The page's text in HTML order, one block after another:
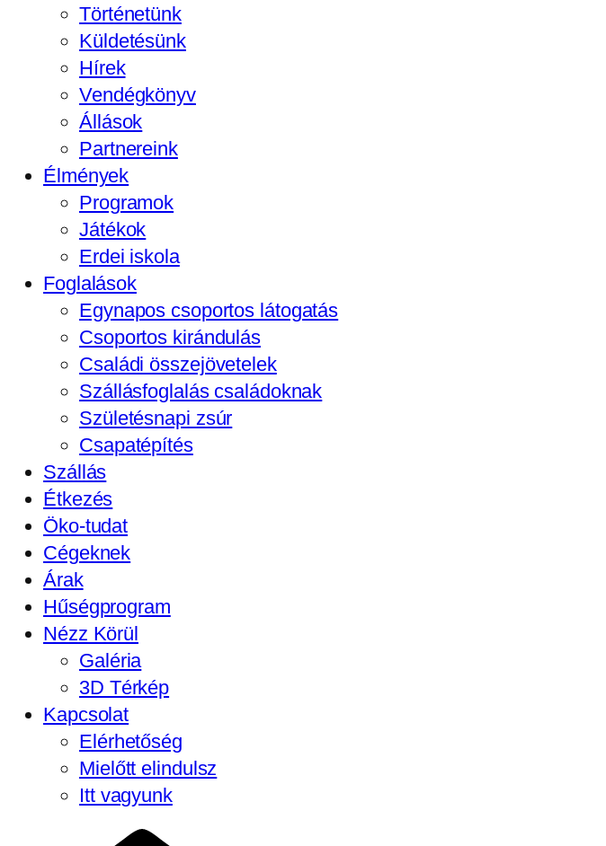
Történetünk
Küldetésünk
Hírek
Vendégkönyv
Állások
Partnereink
Élmények
Programok
Játékok
Erdei iskola
Foglalások
Egynapos csoportos látogatás
Csoportos kirándulás
Családi összejövetelek
Szállásfoglalás családoknak
Születésnapi zsúr
Csapatépítés
Szállás
Étkezés
Öko-tudat
Cégeknek
Árak
Hűségprogram
Nézz Körül
Galéria
3D Térkép
Kapcsolat
Elérhetőség
Mielőtt elindulsz
Itt vagyunk